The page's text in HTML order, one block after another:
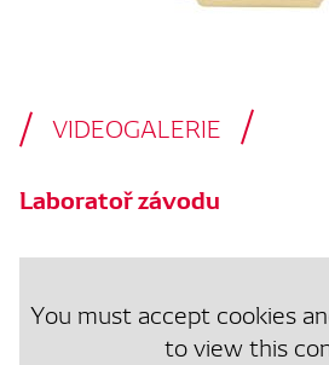
VIDEOGALERIE
Laboratoř závodu
You must accept cookies
to view this